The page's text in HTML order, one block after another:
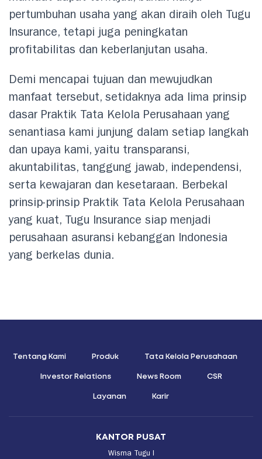
pertumbuhan usaha yang akan diraih oleh Tugu
Insurance, tetapi juga peningkatan
profitabilitas dan keberlanjutan usaha.
Demi mencapai tujuan dan mewujudkan
manfaat tersebut, setidaknya ada lima prinsip
dasar Praktik Tata Kelola Perusahaan yang
senantiasa kami junjung dalam setiap langkah
dan upaya kami, yaitu transparansi,
akuntabilitas, tanggung jawab, independensi,
serta kewajaran dan kesetaraan. Berbekal
prinsip-prinsip Praktik Tata Kelola Perusahaan
yang kuat, Tugu Insurance siap menjadi
perusahaan asuransi kebanggan Indonesia
yang berkelas dunia.
Tentang Kami Produk Tata Kelola Perusahaan
Investor Relations News Room CSR
Layanan Karir
KANTOR PUSAT
Wisma Tugu I